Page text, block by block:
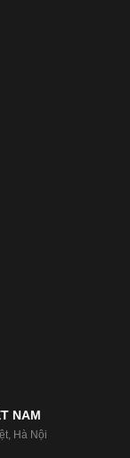
NAM
, Hà Nội